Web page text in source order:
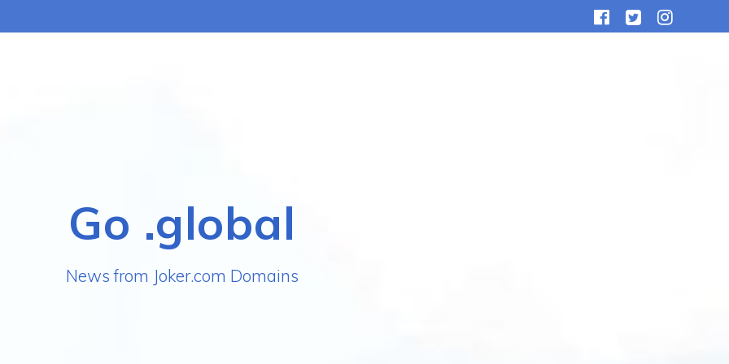
Go .global
News from Joker.com Domains